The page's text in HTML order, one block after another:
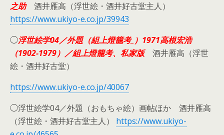
之助酒井雁高（浮世絵・酒井好古堂主人）
https://www.ukiyo-e.co.jp/39943
◯浮世絵学04／外題（組上燈籠考_）1971高根宏浩
（1902-1979）／組上燈籠考、私家版酒井雁高（浮世
絵・酒井好古堂）
https://www.ukiyo-e.co.jp/40067
◯浮世絵学04／外題（おもちゃ絵）画帖ほか 酒井雁高
（浮世絵・酒井好古堂主人） https://www.ukiyo-